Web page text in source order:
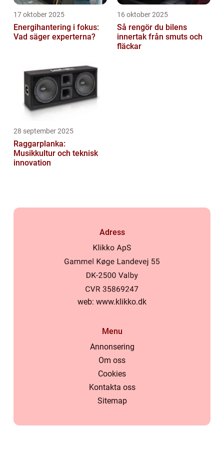
17 oktober 2025
Energihantering i fokus:
Vad säger experterna?
16 oktober 2025
Så rengör du bilens
innertak från smuts och
fläckar
28 september 2025
Raggarplanka:
Musikkultur och teknisk
innovation
Adress
web: www.klikko.dk
Menu
Annonsering
Om oss
Cookies
Kontakta oss
Sitemap